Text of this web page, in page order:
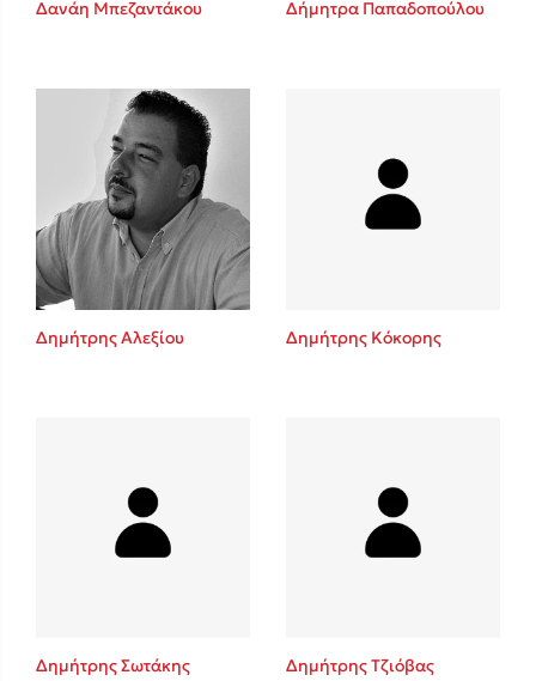
Sebastian Fitzek
Playlist
Δανάη Μπεζαντάκου Δήμητρα Παπαδοπούλου
Δημήτρης Αλεξίου Δημήτρης Κόκορης
Δημήτρης Σωτάκης Δημήτρης Τζιόβας